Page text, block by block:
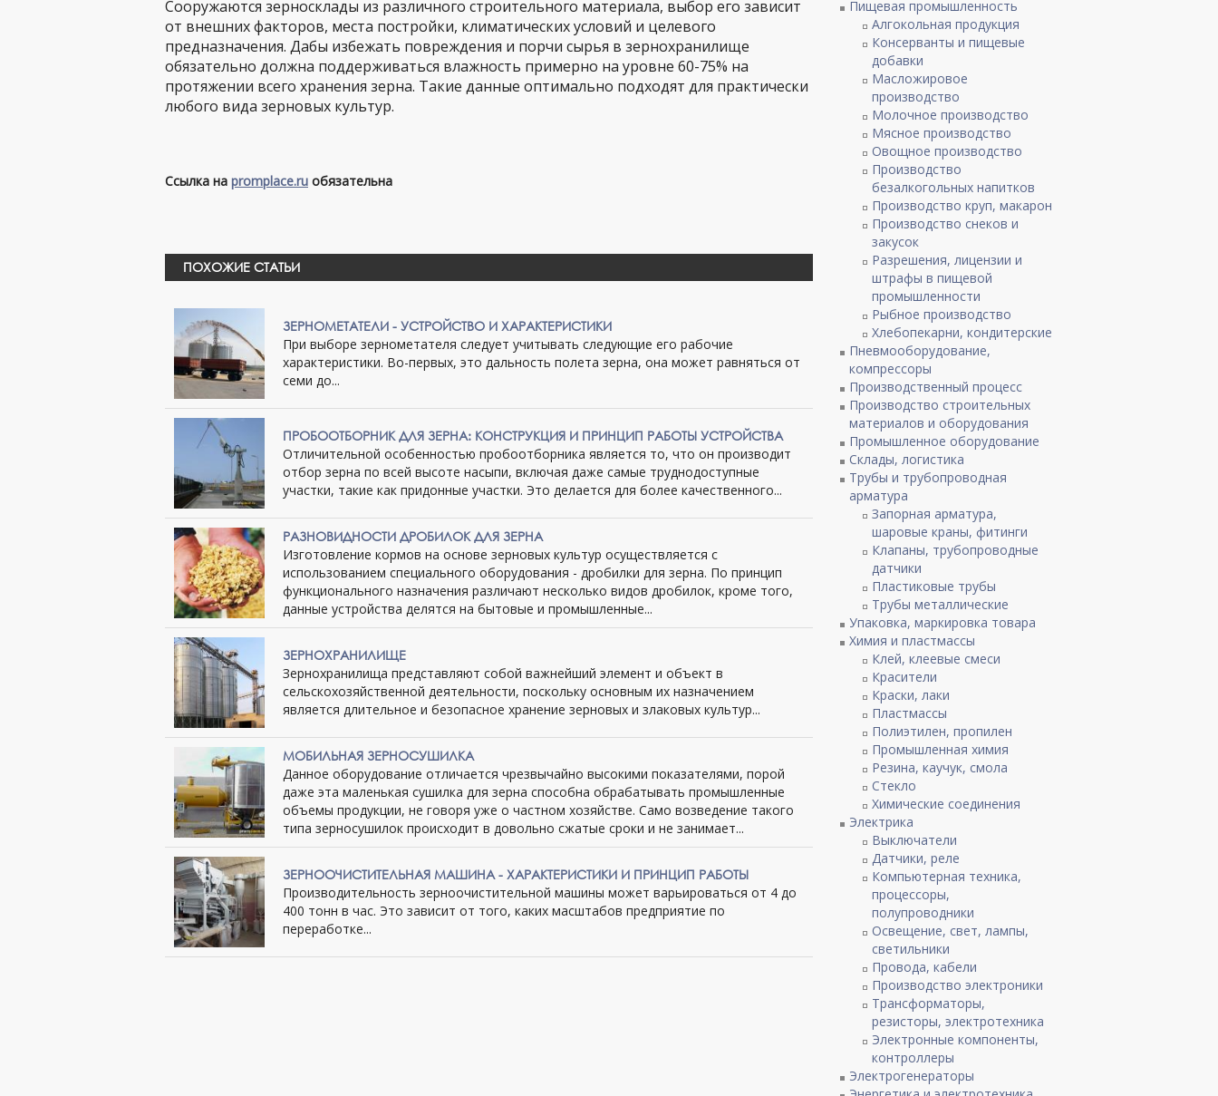
Сооружаются зерносклады из различного строительного материала, выбор его зависит
от внешних факторов, места постройки, климатических условий и целевого
предназначения. Дабы избежать повреждения и порчи сырья в зернохранилище
обязательно должна поддерживаться влажность примерно на уровне 60-75% на
протяжении всего хранения зерна. Такие данные оптимально подходят для практически
любого вида зерновых культур.
Ссылка на promplace.ru обязательна
ПОХОЖИЕ СТАТЬИ
ЗЕРНОМЕТАТЕЛИ - УСТРОЙСТВО И ХАРАКТЕРИСТИКИ
При выборе зернометателя следует учитывать следующие его рабочие
характеристики. Во-первых, это дальность полета зерна, она может равняться от
семи до...
ПРОБООТБОРНИК ДЛЯ ЗЕРНА: КОНСТРУКЦИЯ И ПРИНЦИП РАБОТЫ УСТРОЙСТВА
Отличительной особенностью пробоотборника является то, что он производит
отбор зерна по всей высоте насыпи, включая даже самые труднодоступные
участки, такие как придонные участки. Это делается для более качественного...
РАЗНОВИДНОСТИ ДРОБИЛОК ДЛЯ ЗЕРНА
Изготовление кормов на основе зерновых культур осуществляется с
использованием специального оборудования - дробилки для зерна. По принцип
функционального назначения различают несколько видов дробилок, кроме того,
данные устройства делятся на бытовые и промышленные...
ЗЕРНОХРАНИЛИЩЕ
Зернохранилища представляют собой важнейший элемент и объект в
сельскохозяйственной деятельности, поскольку основным их назначением
является длительное и безопасное хранение зерновых и злаковых культур...
МОБИЛЬНАЯ ЗЕРНОСУШИЛКА
Данное оборудование отличается чрезвычайно высокими показателями, порой
даже эта маленькая сушилка для зерна способна обрабатывать промышленные
объемы продукции, не говоря уже о частном хозяйстве. Само возведение такого
типа зерносушилок происходит в довольно сжатые сроки и не занимает...
ЗЕРНООЧИСТИТЕЛЬНАЯ МАШИНА - ХАРАКТЕРИСТИКИ И ПРИНЦИП РАБОТЫ
Производительность зерноочистительной машины может варьироваться от 4 до
400 тонн в час. Это зависит от того, каких масштабов предприятие по
переработке...
Пищевая промышленность
Алгокольная продукция
Консерванты и пищевые
добавки
Масложировое
производство
Молочное производство
Мясное производство
Овощное производство
Производство
безалкогольных напитков
Производство круп, макарон
Производство снеков и
закусок
Разрешения, лицензии и
штрафы в пищевой
промышленности
Рыбное производство
Хлебопекарни, кондитерские
Пневмооборудование,
компрессоры
Производственный процесс
Производство строительных
материалов и оборудования
Промышленное оборудование
Склады, логистика
Трубы и трубопроводная
арматура
Запорная арматура,
шаровые краны, фитинги
Клапаны, трубопроводные
датчики
Пластиковые трубы
Трубы металлические
Упаковка, маркировка товара
Химия и пластмассы
Клей, клеевые смеси
Красители
Краски, лаки
Пластмассы
Полиэтилен, пропилен
Промышленная химия
Резина, каучук, смола
Стекло
Химические соединения
Электрика
Выключатели
Датчики, реле
Компьютерная техника,
процессоры,
полупроводники
Освещение, свет, лампы,
светильники
Провода, кабели
Производство электроники
Трансформаторы,
резисторы, электротехника
Электронные компоненты,
контроллеры
Электрогенераторы